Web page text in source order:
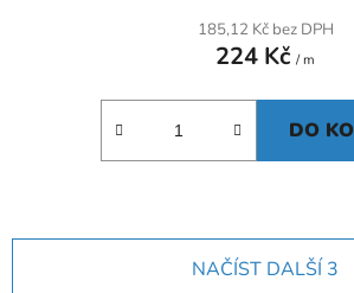
185,12 Kč bez DPH
224 Kč / m
DO
NAČÍST DALŠÍ 3